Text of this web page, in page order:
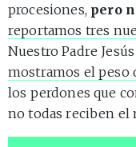
procesiones, pero
reportamos tres
Nuestro Padre
mostramos el peso
los perdones que
no todas reciben el